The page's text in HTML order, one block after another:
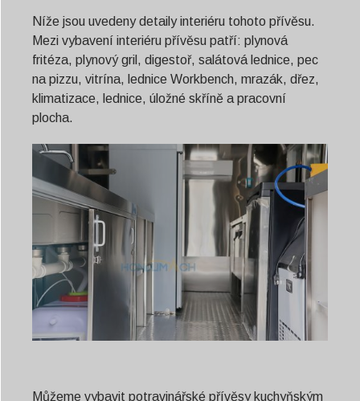
Níže jsou uvedeny detaily interiéru tohoto přívěsu.
Mezi vybavení interiéru přívěsu patří: plynová
fritéza, plynový gril, digestoř, salátová lednice, pec
na pizzu, vitrína, lednice Workbench, mrazák, dřez,
klimatizace, lednice, úložné skříně a pracovní
plocha.
Můžeme vybavit potravinářské přívěsy kuchyňským